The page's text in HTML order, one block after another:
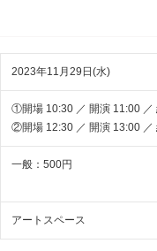
2023年11月29日(水)
①開場 10:30 ／ 開演 11:00 ／
②開場 12:30 ／ 開演 13:00 ／
一般：500円
アートスペース